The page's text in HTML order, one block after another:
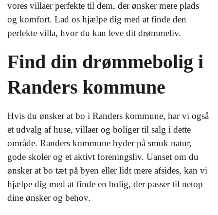
vores villaer perfekte til dem, der ønsker mere plads
og komfort. Lad os hjælpe dig med at finde den
perfekte villa, hvor du kan leve dit drømmeliv.
Find din drømmebolig i
Randers kommune
Hvis du ønsker at bo i Randers kommune, har vi også
et udvalg af huse, villaer og boliger til salg i dette
område. Randers kommune byder på smuk natur,
gode skoler og et aktivt foreningsliv. Uanset om du
ønsker at bo tæt på byen eller lidt mere afsides, kan vi
hjælpe dig med at finde en bolig, der passer til netop
dine ønsker og behov.